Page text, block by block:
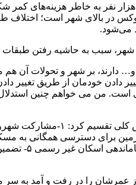
نفر به خاطر هزینه‌های کمر
سکنه وجود دارد که از این تعداد ۵۰ الی ۶۰ هزار
می‌شود.
به شهر، سبب به حاشیه رفتن
بر شهر و تحولات آن
دادن خودمان از طریق تغییر
است. من می خواهم چنین
هدایت متوازن و برابری طلبانه کاربری
عمومی، اوقات
را در رفت و آمد به سر